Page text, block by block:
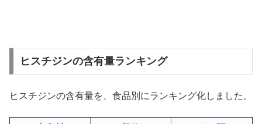
ヒスチジンの含有量ランキング
ヒスチジンの含有量を、食品別にランキング化しました。